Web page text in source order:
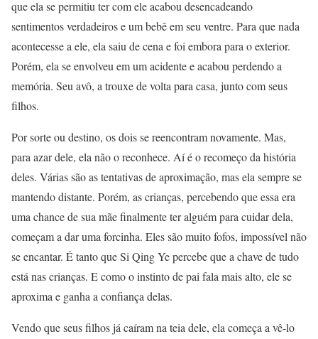
que ela se permitiu ter com ele acabou desencadeando
sentimentos verdadeiros e um bebê em seu ventre. Para que nada
acontecesse a ele, ela saiu de cena e foi embora para o exterior.
Porém, ela se envolveu em um acidente e acabou perdendo a
memória. Seu avô, a trouxe de volta para casa, junto com seus
filhos.
Por sorte ou destino, os dois se reencontram novamente. Mas,
para azar dele, ela não o reconhece. Aí é o recomeço da história
deles. Várias são as tentativas de aproximação, mas ela sempre se
mantendo distante. Porém, as crianças, percebendo que essa era
uma chance de sua mãe finalmente ter alguém para cuidar dela,
começam a dar uma forcinha. Eles são muito fofos, impossível não
se encantar. É tanto que Si Qing Ye percebe que a chave de tudo
está nas crianças. E como o instinto de pai fala mais alto, ele se
aproxima e ganha a confiança delas.
Vendo que seus filhos já caíram na teia dele, ela começa a vê-lo